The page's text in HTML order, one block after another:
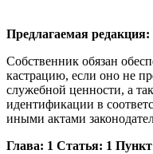
Предлагаемая редакция:
Собственник обязан
кастрацию, если оно не
служебной ценности, а
идентификации в
иными актами
Глава: 1 Статья: 1